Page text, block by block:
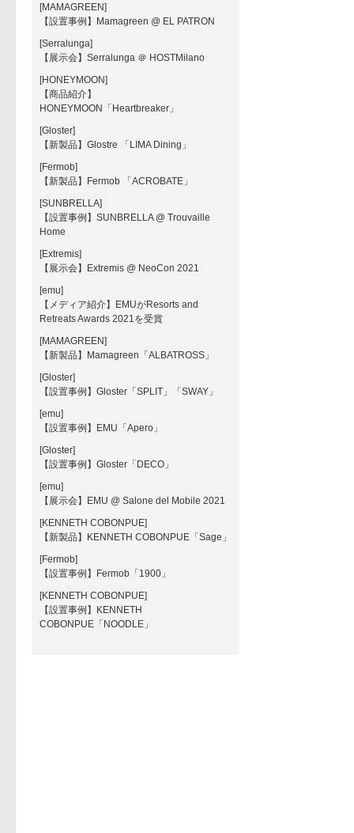
[MAMAGREEN]
【設置事例】Mamagreen @ EL PATRON
[Serralunga]
【展示会】Serralunga ＠ HOSTMilano
[HONEYMOON]
【商品紹介】
HONEYMOON「Heartbreaker」
[Gloster]
【新製品】Glostre 「LIMA Dining」
[Fermob]
【新製品】Fermob 「ACROBATE」
[SUNBRELLA]
【設置事例】SUNBRELLA @ Trouvaille
Home
[Extremis]
【展示会】Extremis @ NeoCon 2021
[emu]
【メディア紹介】EMUがResorts and
Retreats Awards 2021を受賞
[MAMAGREEN]
【新製品】Mamagreen「ALBATROSS」
[Gloster]
【設置事例】Gloster「SPLIT」「SWAY」
[emu]
【設置事例】EMU「Apero」
[Gloster]
【設置事例】Gloster「DECO」
[emu]
【展示会】EMU @ Salone del Mobile 2021
[KENNETH COBONPUE]
【新製品】KENNETH COBONPUE「Sage」
[Fermob]
【設置事例】Fermob「1900」
[KENNETH COBONPUE]
【設置事例】KENNETH
COBONPUE「NOODLE」